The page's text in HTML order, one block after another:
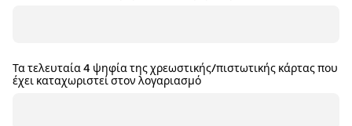
Τα τελευταία 4 ψηφία της χρεωστικής/πιστωτικής κάρτας που
έχει καταχωριστεί στον λογαριασμό